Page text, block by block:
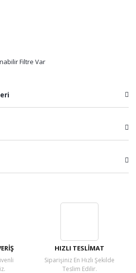
Filtre Var
HIZLI TESLİMAT
Siparişiniz En Hızlı Şekilde
Teslim Edilir.